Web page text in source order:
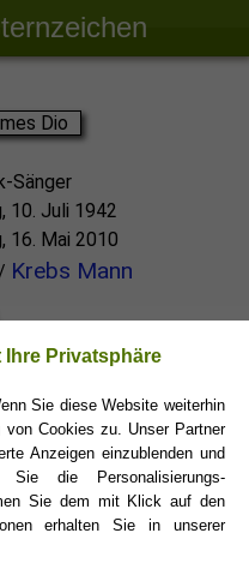
Sänger
10. Juli 1942
16. Mai 2010
Krebs Mann
Ihre Privatsphäre
Sie diese Website weiterhin
Cookies zu. Unser Partner
Anzeigen einzublenden und
die Personalisierungs-
Sie dem mit Klick auf den
erhalten Sie in unserer